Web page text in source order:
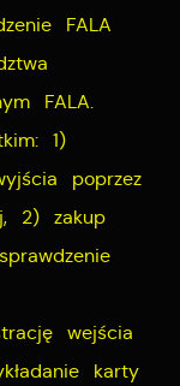
FALA
FALA.
1)
poprzez
2) zakup
wejścia
karty